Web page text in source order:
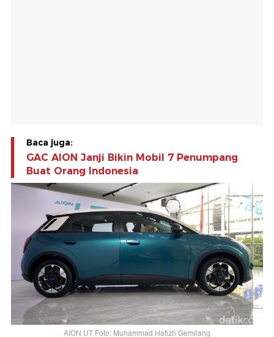
Baca juga:
GAC AION Janji Bikin Mobil 7 Penumpang
Buat Orang Indonesia
AION UT Foto: Muhammad Hafizh Gemilang